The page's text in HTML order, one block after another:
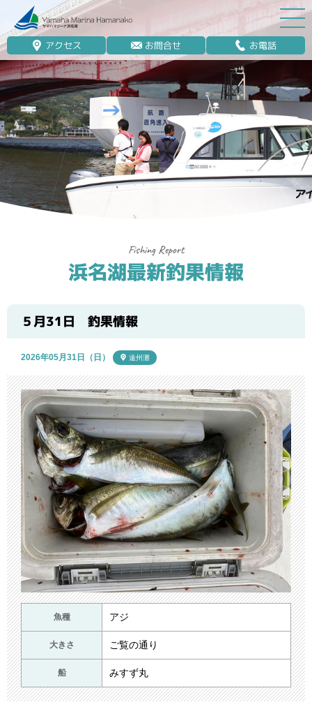
アクセス お問合せ お電話
マリーナ案内
船舶免許
マリンレジャー
マリーナステイ
レンタルボート
ボート販売
ブログ
浜名湖最新釣果情報
５月31日 釣果情報
2026年05月31日（日） 遠州灘
魚種 アジ
大きさ ご覧の通り
船 みすず丸